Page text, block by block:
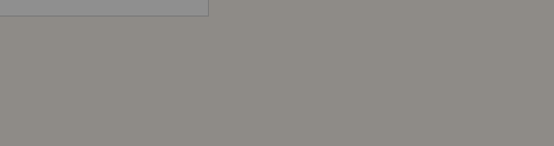
Cher Max
à MM. Bruno Mingeon, Max Robert, Emmanuel